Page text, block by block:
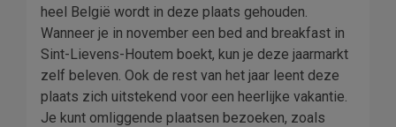
heel België wordt in deze plaats gehouden.
Wanneer je in november een bed and breakfast in
Sint-Lievens-Houtem boekt, kun je deze jaarmarkt
zelf beleven. Ook de rest van het jaar leent deze
plaats zich uitstekend voor een heerlijke vakantie.
Je kunt omliggende plaatsen bezoeken, zoals